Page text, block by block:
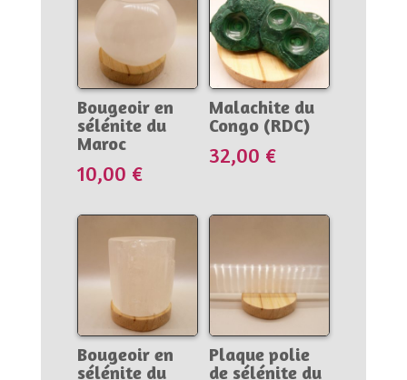
Bougeoir en
sélénite du
Maroc
10,00 €
Malachite du
Congo (RDC)
32,00 €
Bougeoir en
sélénite du
Plaque polie
de sélénite du